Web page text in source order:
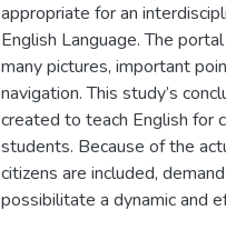
appropriate for an
English Language. The
many pictures, important
navigation. This study’s
created to teach English for
students. Because of the
citizens are included,
possibilitate a dynamic and